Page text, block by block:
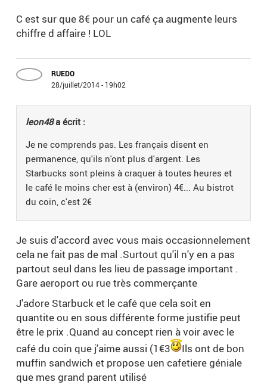
C est sur que 8€ pour un café ça augmente leurs
chiffre d affaire ! LOL
RUEDO
28/juillet/2014 - 19h02
leon48a écrit :
Je ne comprends pas. Les français disent en
permanence, qu'ils n'ont plus d'argent. Les
Starbucks sont pleins à craquer à toutes heures et
le café le moins cher est à (environ) 4€... Au bistrot
du coin, c'est 2€
Je suis d'accord avec vous mais occasionnelement
cela ne fait pas de mal .Surtout qu'il n'y en a pas
partout seul dans les lieu de passage important .
Gare aeroport ou rue très commerçante
J'adore Starbuck et le café que cela soit en
quantite ou en sous différente forme justifie peut
être le prix .Quand au concept rien à voir avec le
café du coin que j'aime aussi (1€3
Ils ont de bon
muffin sandwich et propose uen cafetiere géniale
que mes grand parent utilisé